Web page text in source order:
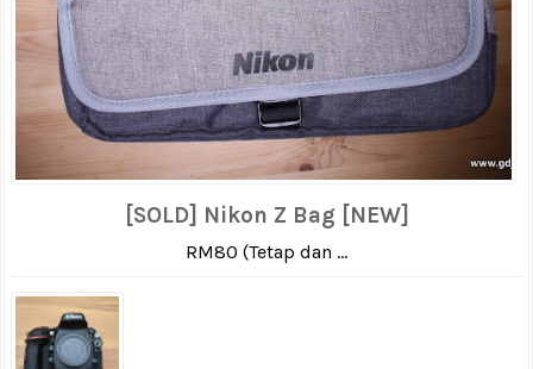
[SOLD] Nikon Z Bag [NEW]
RM80 (Tetap dan ...